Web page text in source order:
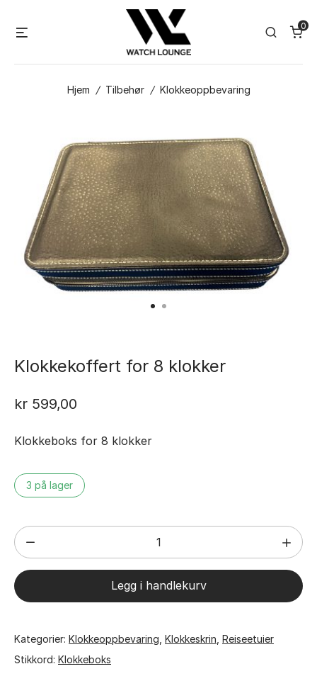
Search
0
Hjem / Tilbehør / Klokkeoppbevaring
Klokkekoffert for 8 klokker
kr 599,00
Klokkeboks for 8 klokker
3 på lager
Klokkekoffert
for
8
klokker
Legg i handlekurv
Kategorier: Klokkeoppbevaring Klokkeskrin Reiseetuier
Stikkord: Klokkeboks